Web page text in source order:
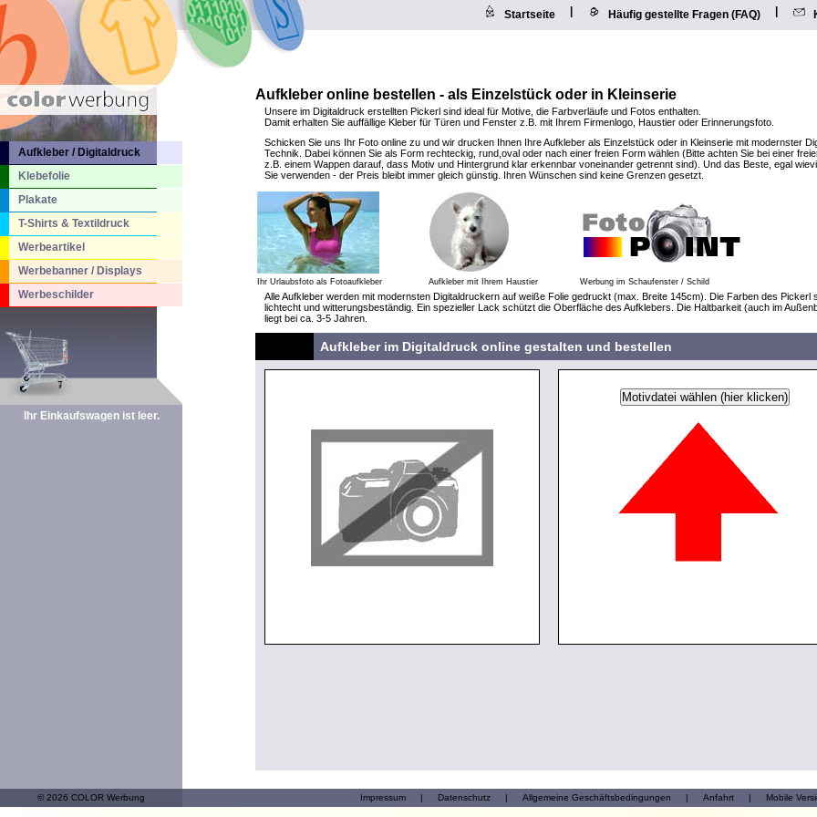
Startseite Häufig gestellte Fragen (FAQ)
Aufkleber / Digitaldruck
Klebefolie
Plakate
T-Shirts & Textildruck
Werbeartikel
Werbebanner / Displays
Werbeschilder
Ihr Einkaufswagen ist leer.
Aufkleber online bestellen - als Einzelstück oder in Kleinserie
Unsere im Digitaldruck erstellten Pickerl sind ideal für Motive, die Farbverläufe und Fotos enthalten.
Damit erhalten Sie auffällige Kleber für Türen und Fenster z.B. mit Ihrem Firmenlogo, Haustier oder Erinnerungsfoto.
Schicken Sie uns Ihr Foto online zu und wir drucken Ihnen Ihre Aufkleber als Einzelstück oder in Kleinserie mit modernster
Technik. Dabei können Sie als Form rechteckig, rund,oval oder nach einer freien Form wählen (Bitte achten Sie bei einer
z.B. einem Wappen darauf, dass Motiv und Hintergrund klar erkennbar voneinander getrennt sind). Und das Beste, egal
Sie verwenden - der Preis bleibt immer gleich günstig. Ihren Wünschen sind keine Grenzen gesetzt.
Ihr Urlaubsfoto als Fotoaufkleber Aufkleber mit Ihrem Haustier Werbung im Schaufenster / Schild
Alle Aufkleber werden mit modernsten Digitaldruckern auf weiße Folie gedruckt (max. Breite 145cm). Die Farben des Pickerl
lichtecht und witterungsbeständig. Ein spezieller Lack schützt die Oberfläche des Aufklebers. Die Haltbarkeit (auch im
liegt bei ca. 3-5 Jahren.
Aufkleber im Digitaldruck online gestalten und bestellen
© 2026 COLOR Werbung Impressum | Datenschutz | Allgemeine Geschäftsbedingungen | Anfahrt | Mobile